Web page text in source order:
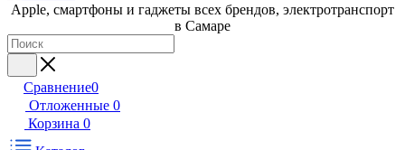
Apple, cмартфоны и гаджеты всех брендов, электротранспорт
в Самаре
Сравнение0
Отложенные 0
Корзина 0